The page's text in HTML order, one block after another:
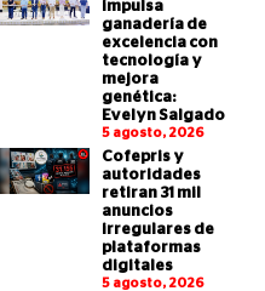
impulsa
ganadería de
excelencia con
tecnología y
mejora
genética:
Evelyn Salgado
5 agosto, 2026
Cofepris y
autoridades
retiran 31 mil
anuncios
irregulares de
plataformas
digitales
5 agosto, 2026